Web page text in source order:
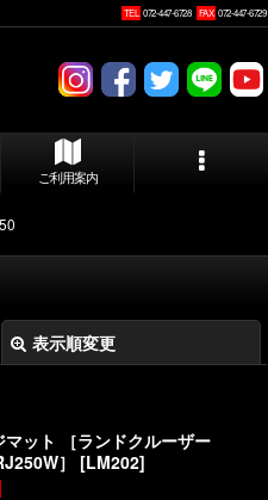
TEL 072-447-6728 FAX 072-447-6729
ご利用案内
表示順変更
ット ［ランドクルーザー
］
[LM202]